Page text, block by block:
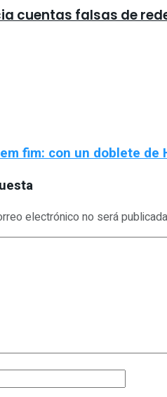
cuentas falsas de
fim: con un doblete de
electrónico no será